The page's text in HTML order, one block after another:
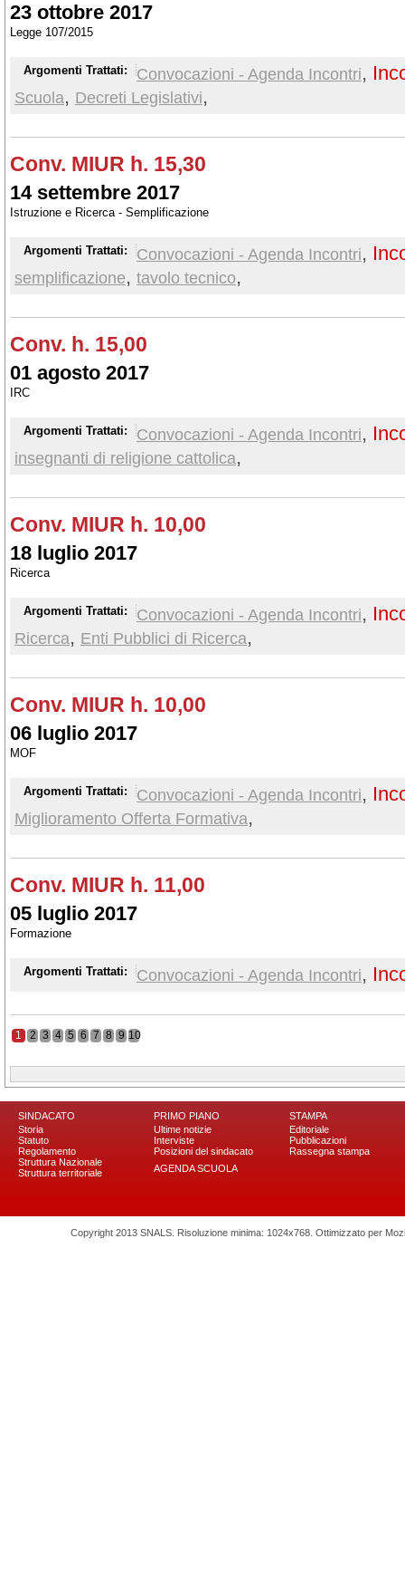
23 ottobre 2017
Legge 107/2015
Argomenti Trattati: Convocazioni - Agenda Incontri,
Scuola, Decreti Legislativi,
Conv. MIUR h. 15,30
14 settembre 2017
Istruzione e Ricerca - Semplificazione
Argomenti Trattati: Convocazioni - Agenda Incontri,
semplificazione, tavolo tecnico,
Conv. h. 15,00
01 agosto 2017
IRC
Argomenti Trattati: Convocazioni - Agenda Incontri,
insegnanti di religione cattolica,
Conv. MIUR h. 10,00
18 luglio 2017
Ricerca
Argomenti Trattati: Convocazioni - Agenda Incontri,
Ricerca, Enti Pubblici di Ricerca,
Conv. MIUR h. 10,00
06 luglio 2017
MOF
Argomenti Trattati: Convocazioni - Agenda Incontri,
Miglioramento Offerta Formativa,
Conv. MIUR h. 11,00
05 luglio 2017
Formazione
Argomenti Trattati: Convocazioni - Agenda Incontri,
1 2 3 4 5 6 7 8 9 10
SINDACATO
Storia
Statuto
Regolamento
Struttura Nazionale
Struttura territoriale
PRIMO PIANO
Ultime notizie
Interviste
Posizioni del sindacato
AGENDA SCUOLA
STAMPA
Editoriale
Pubblicazioni
Rassegna stampa
Copyright 2013 SNALS. Risoluzione minima: 1024x768. Ottimizzato per